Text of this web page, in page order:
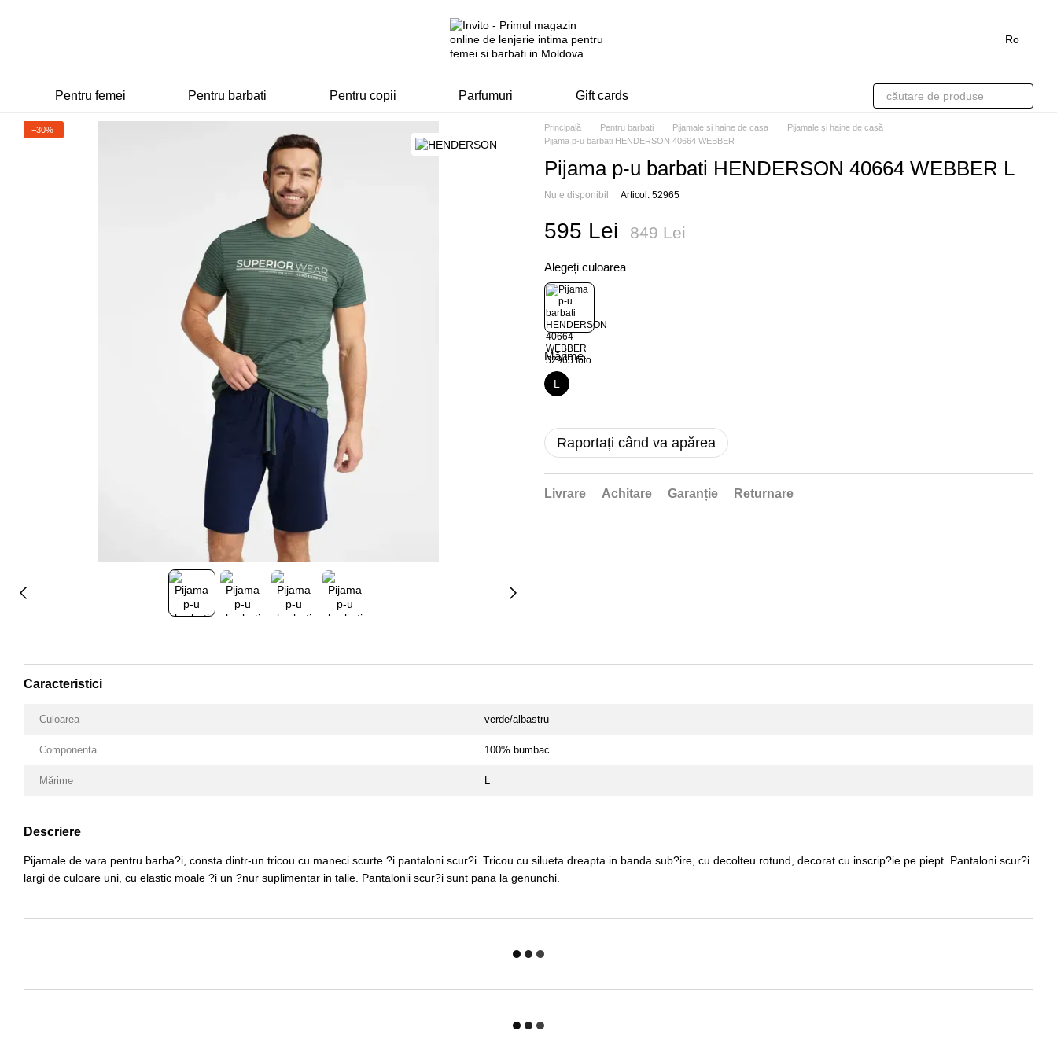
Ro
Pentru femei Pentru barbati Pentru copii Parfumuri Gift cards
−30% Principală Pentru barbati Pijamale si haine de casa
Pijamale și haine de casă
Pijama p-u barbati HENDERSON 40664 WEBBER
Pijama p-u barbati HENDERSON 40664 WEBBER L
Nu e disponibil Articol: 52965
595 Lei 849 Lei
Alegeți culoarea
Mărime
L
Raportați când va apărea
Livrare Achitare Garanție Returnare
Caracteristici
Culoarea verde/albastru
Componenta 100% bumbac
Mărime
Descriere
Pijamale de vara pentru barba?i, consta dintr-un tricou cu maneci scurte ?i pantaloni scur?i. Tricou cu silueta dreapta in banda sub?ire, cu decolteu rotund, decorat cu inscrip?ie pe piept. Pantaloni scur?i
largi de culoare uni, cu elastic moale ?i un ?nur suplimentar in talie. Pantalonii scur?i sunt pana la genunchi.